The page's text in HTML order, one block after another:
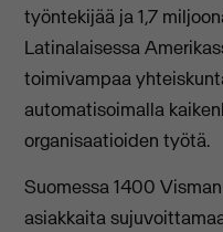
työntekijää ja 1,7
Latinalaisessa
toimivampaa
automatisoimalla
organisaatioiden työtä.
Suomessa 1400
asiakkaita